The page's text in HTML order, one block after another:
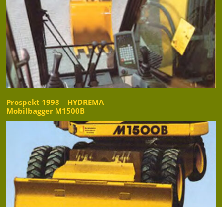
Prospekt 1998 – HYDREMA
Mobilbagger M1500B